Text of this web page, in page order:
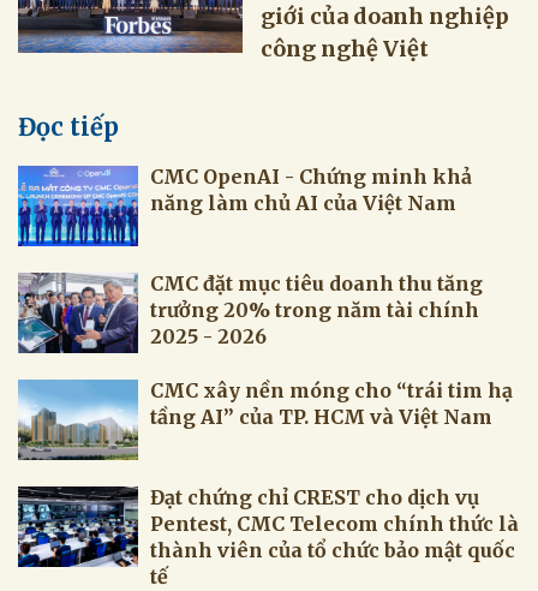
giới của doanh nghiệp
công nghệ Việt
Đọc tiếp
CMC OpenAI - Chứng minh khả
năng làm chủ AI của Việt Nam
CMC đặt mục tiêu doanh thu tăng
trưởng 20% trong năm tài chính
2025 - 2026
CMC xây nền móng cho “trái tim hạ
tầng AI” của TP. HCM và Việt Nam
Đạt chứng chỉ CREST cho dịch vụ
Pentest, CMC Telecom chính thức là
thành viên của tổ chức bảo mật quốc
tế